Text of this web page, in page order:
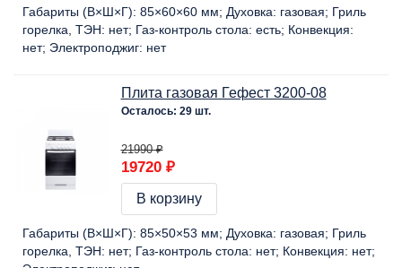
Габариты (В×Ш×Г): 85×60×60 мм Духовка: газовая
Гриль
горелка, ТЭН: нет Газ-контроль стола: есть Конвекция:
нет Электроподжиг: нет
Плита газовая Гефест 3200-08
Осталось: 29 шт.
21990 ₽
19720 ₽
В корзину
Габариты (В×Ш×Г): 85×50×53 мм Духовка: газовая
Гриль
горелка, ТЭН: нет Газ-контроль стола: нет Конвекция: нет